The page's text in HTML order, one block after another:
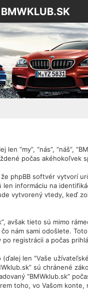
BMWKLUB.SK
“nás”, “náš”,
počas akéhokoľvek
phpBB softvér
informáciu na
vytvorený vtedy, keď
avšak tieto sú mimo
nám sami odošlete.
registrácii a počas
len “Vaše
sú chránené
“BMWklub.sk”
toho, vo Vašom